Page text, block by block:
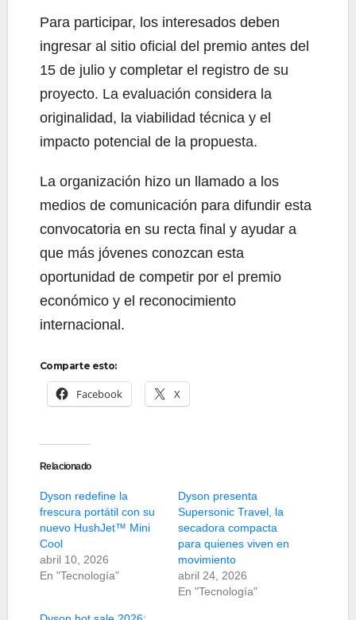
Para participar, los interesados deben
ingresar al sitio oficial del premio antes del
15 de julio y completar el registro de su
proyecto. La evaluación considera la
originalidad, la viabilidad técnica y el
impacto potencial de la propuesta.
La organización hizo un llamado a los
medios de comunicación para difundir esta
convocatoria en su recta final y ayudar a
que más jóvenes conozcan esta
oportunidad de competir por el premio
económico y el reconocimiento
internacional.
Comparte esto:
Facebook X
Relacionado
Dyson redefine la
frescura portátil con su
nuevo HushJet™ Mini
Cool
abril 10, 2026
En "Tecnología"
Dyson presenta
Supersonic Travel, la
secadora compacta
para quienes viven en
movimiento
abril 24, 2026
En "Tecnología"